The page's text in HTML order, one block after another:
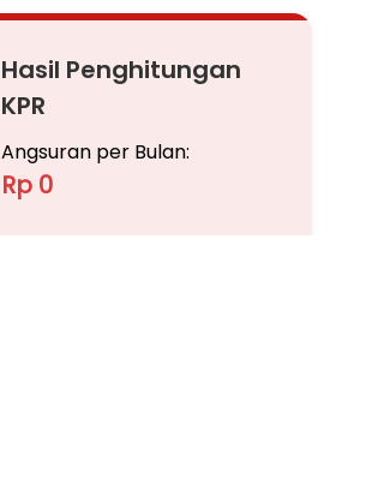
Hasil Penghitungan
KPR
Angsuran per Bulan:
Rp 0